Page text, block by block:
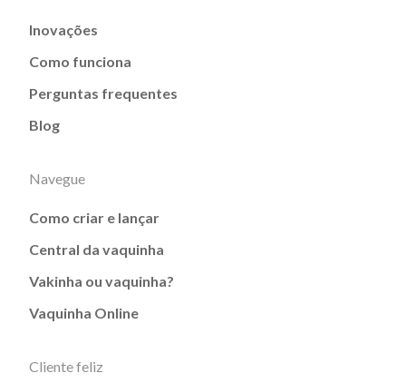
Inovações
Como funciona
Perguntas frequentes
Blog
Navegue
Como criar e lançar
Central da vaquinha
Vakinha ou vaquinha?
Vaquinha Online
Cliente feliz